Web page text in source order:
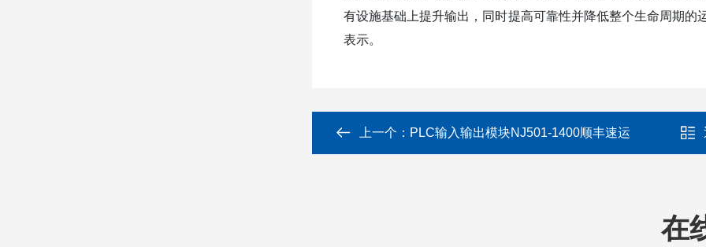
有设施基础上提升输出，同时提高可靠性并降低整个生命周期
表示。
上一个： PLC输入输出模块NJ501-1400顺丰速运
在